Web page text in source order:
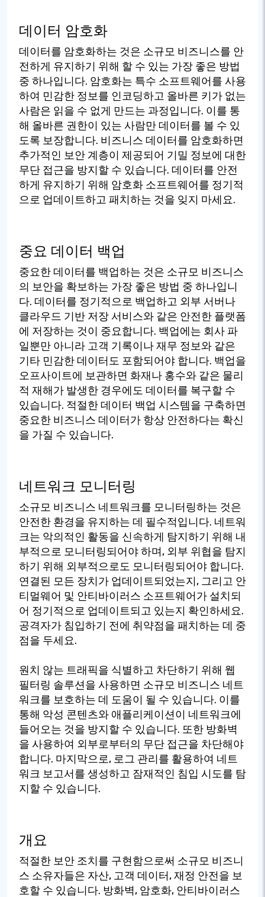
데이터 암호화
데이터를 암호화하는 것은 소규모 비즈니스를 안
전하게 유지하기 위해 할 수 있는 가장 좋은 방법
중 하나입니다. 암호화는 특수 소프트웨어를 사용
하여 민감한 정보를 인코딩하고 올바른 키가 없는
사람은 읽을 수 없게 만드는 과정입니다. 이를 통
해 올바른 권한이 있는 사람만 데이터를 볼 수 있
도록 보장합니다. 비즈니스 데이터를 암호화하면
추가적인 보안 계층이 제공되어 기밀 정보에 대한
무단 접근을 방지할 수 있습니다. 데이터를 안전
하게 유지하기 위해 암호화 소프트웨어를 정기적
으로 업데이트하고 패치하는 것을 잊지 마세요.
중요 데이터 백업
중요한 데이터를 백업하는 것은 소규모 비즈니스
의 보안을 확보하는 가장 좋은 방법 중 하나입니
다. 데이터를 정기적으로 백업하고 외부 서버나
클라우드 기반 저장 서비스와 같은 안전한 플랫폼
에 저장하는 것이 중요합니다. 백업에는 회사 파
일뿐만 아니라 고객 기록이나 재무 정보와 같은
기타 민감한 데이터도 포함되어야 합니다. 백업을
오프사이트에 보관하면 화재나 홍수와 같은 물리
적 재해가 발생한 경우에도 데이터를 복구할 수
있습니다. 적절한 데이터 백업 시스템을 구축하면
중요한 비즈니스 데이터가 항상 안전하다는 확신
을 가질 수 있습니다.
네트워크 모니터링
소규모 비즈니스 네트워크를 모니터링하는 것은
안전한 환경을 유지하는 데 필수적입니다. 네트워
크는 악의적인 활동을 신속하게 탐지하기 위해 내
부적으로 모니터링되어야 하며, 외부 위협을 탐지
하기 위해 외부적으로도 모니터링되어야 합니다.
연결된 모든 장치가 업데이트되었는지, 그리고 안
티멀웨어 및 안티바이러스 소프트웨어가 설치되
어 정기적으로 업데이트되고 있는지 확인하세요.
공격자가 침입하기 전에 취약점을 패치하는 데 중
점을 두세요.
원치 않는 트래픽을 식별하고 차단하기 위해 웹
필터링 솔루션을 사용하면 소규모 비즈니스 네트
워크를 보호하는 데 도움이 될 수 있습니다. 이를
통해 악성 콘텐츠와 애플리케이션이 네트워크에
들어오는 것을 방지할 수 있습니다. 또한 방화벽
을 사용하여 외부로부터의 무단 접근을 차단해야
합니다. 마지막으로, 로그 관리를 활용하여 네트
워크 보고서를 생성하고 잠재적인 침입 시도를 탐
지할 수 있습니다.
개요
적절한 보안 조치를 구현함으로써 소규모 비즈니
스 소유자들은 자산, 고객 데이터, 재정 안전을 보
호할 수 있습니다. 방화벽, 암호화, 안티바이러스